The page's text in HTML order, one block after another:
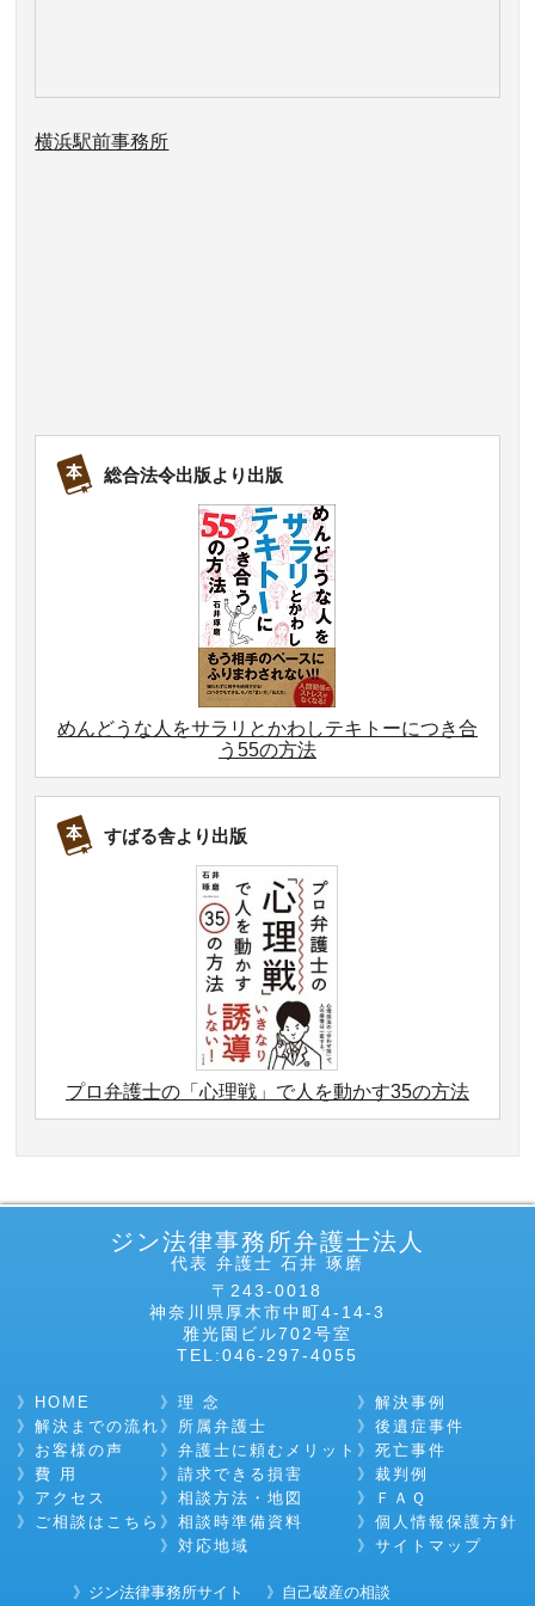
横浜駅前事務所
総合法令出版より出版
めんどうな人をサラリとかわしテキトーにつき合
う55の方法
すばる舎より出版
プロ弁護士の「心理戦」で人を動かす35の方法
ジン法律事務所弁護士法人
代表 弁護士 石井 琢磨
〒243-0018
神奈川県厚木市中町4-14-3
雅光園ビル702号室
TEL:046-297-4055
HOME
解決までの流れ
お客様の声
費 用
アクセス
ご相談はこちら
理 念
所属弁護士
弁護士に頼むメリット
請求できる損害
相談方法・地図
相談時準備資料
対応地域
解決事例
後遺症事件
死亡事件
裁判例
ＦＡＱ
個人情報保護方針
サイトマップ
ジン法律事務所サイト 自己破産の相談